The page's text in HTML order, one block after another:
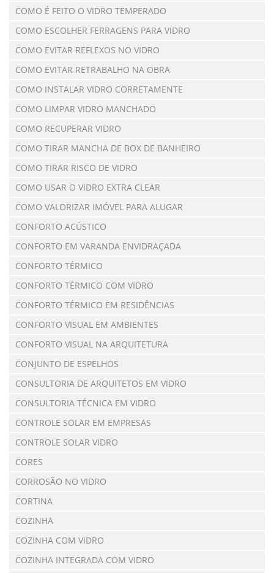
COMO É FEITO O VIDRO TEMPERADO
COMO ESCOLHER FERRAGENS PARA VIDRO
COMO EVITAR REFLEXOS NO VIDRO
COMO EVITAR RETRABALHO NA OBRA
COMO INSTALAR VIDRO CORRETAMENTE
COMO LIMPAR VIDRO MANCHADO
COMO RECUPERAR VIDRO
COMO TIRAR MANCHA DE BOX DE BANHEIRO
COMO TIRAR RISCO DE VIDRO
COMO USAR O VIDRO EXTRA CLEAR
COMO VALORIZAR IMÓVEL PARA ALUGAR
CONFORTO ACÚSTICO
CONFORTO EM VARANDA ENVIDRAÇADA
CONFORTO TÉRMICO
CONFORTO TÉRMICO COM VIDRO
CONFORTO TÉRMICO EM RESIDÊNCIAS
CONFORTO VISUAL EM AMBIENTES
CONFORTO VISUAL NA ARQUITETURA
CONJUNTO DE ESPELHOS
CONSULTORIA DE ARQUITETOS EM VIDRO
CONSULTORIA TÉCNICA EM VIDRO
CONTROLE SOLAR EM EMPRESAS
CONTROLE SOLAR VIDRO
CORES
CORROSÃO NO VIDRO
CORTINA
COZINHA
COZINHA COM VIDRO
COZINHA INTEGRADA COM VIDRO